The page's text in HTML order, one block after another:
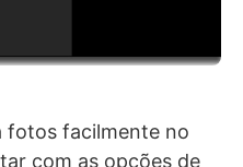
fotos facilmente no
com as opções de